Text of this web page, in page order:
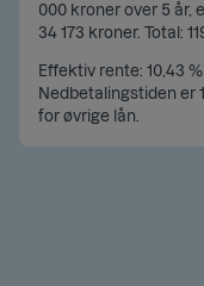
000 kroner over 5 år,
34 173 kroner. Total:
Effektiv rente: 10,43 %
Nedbetalingstiden er
for øvrige lån.